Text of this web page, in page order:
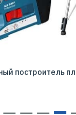
построитель